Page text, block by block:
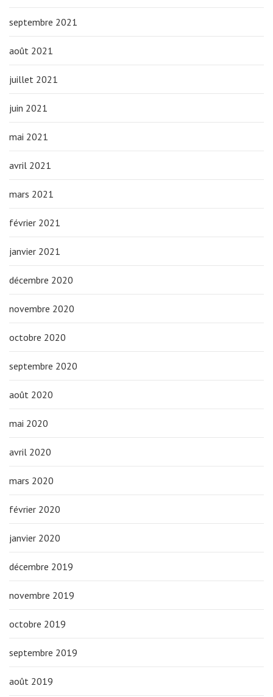
septembre 2021
août 2021
juillet 2021
juin 2021
mai 2021
avril 2021
mars 2021
février 2021
janvier 2021
décembre 2020
novembre 2020
octobre 2020
septembre 2020
août 2020
mai 2020
avril 2020
mars 2020
février 2020
janvier 2020
décembre 2019
novembre 2019
octobre 2019
septembre 2019
août 2019